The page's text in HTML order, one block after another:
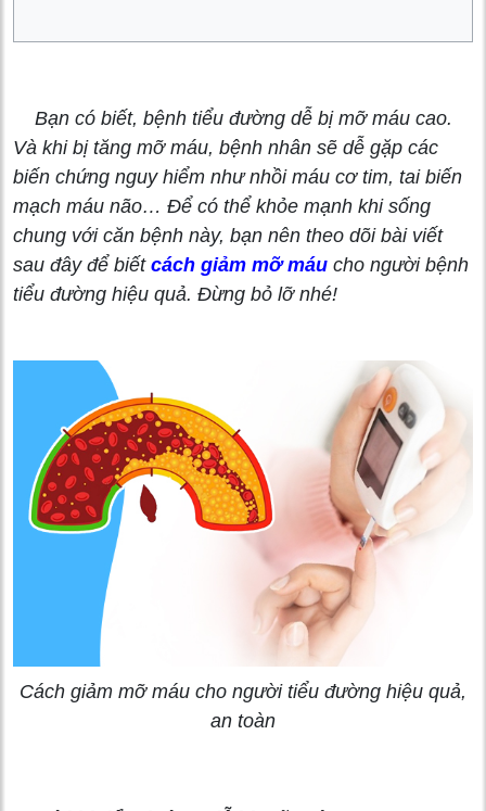
Bạn có biết, bệnh tiểu đường dễ bị mỡ máu cao.
Và khi bị tăng mỡ máu, bệnh nhân sẽ dễ gặp các
biến chứng nguy hiểm như nhồi máu cơ tim, tai biến
mạch máu não… Để có thể khỏe mạnh khi sống
chung với căn bệnh này, bạn nên theo dõi bài viết
sau đây để biết cách giảm mỡ máu cho người bệnh
tiểu đường hiệu quả. Đừng bỏ lỡ nhé!
Cách giảm mỡ máu cho người tiểu đường hiệu quả,
an toàn